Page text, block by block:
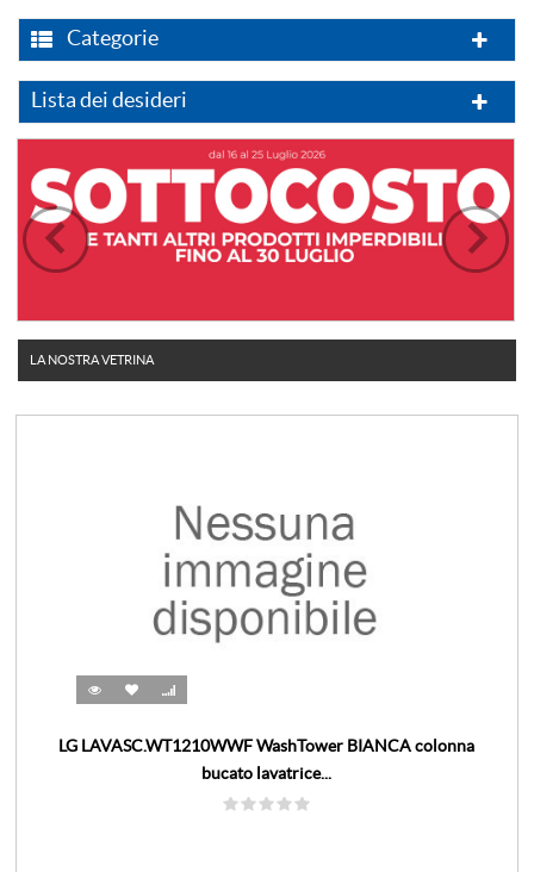
LA NOSTRA VETRINA
LG LAVASC.WT1210WWF WashTower BIANCA colonna
bucato lavatrice...
Categorie
Lista dei desideri